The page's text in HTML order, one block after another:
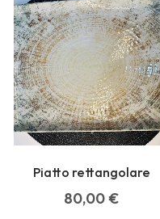
Piatto rettangolare
80,00€